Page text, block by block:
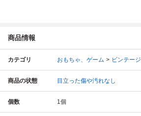
商品情報
カテゴリ おもちゃ、ゲーム ビンテージ
商品の状態 目立った傷や汚れなし
個数 1個